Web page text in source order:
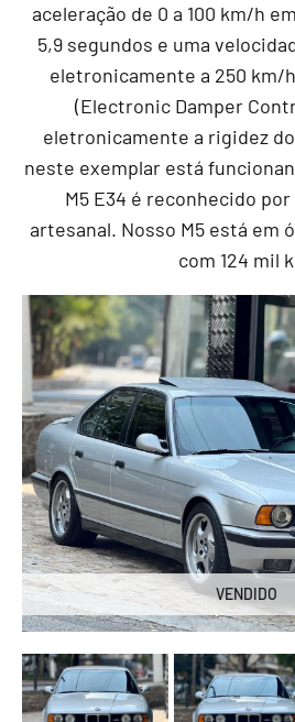
aceleração de 0 a 100 km/h
5,9 segundos e uma
eletronicamente a 250 km/h
(Electronic Damper
eletronicamente a rigidez
neste exemplar está
M5 E34 é reconhecido
artesanal. Nosso M5 está em
com 124 mil
VENDIDO